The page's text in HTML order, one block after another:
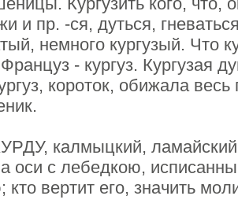
и пр. -ся, дуться,
немного кургузый. Что
- кургуз. Кургузая
короток, обижала
калмыцкий,
оси с лебедкою,
вертит его, значить